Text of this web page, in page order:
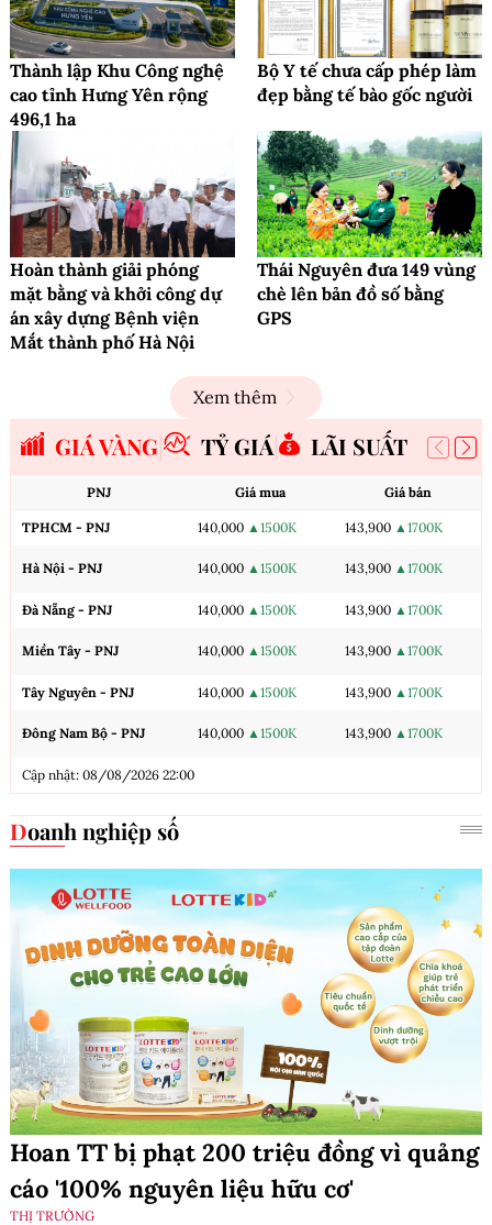
Thành lập Khu Công nghệ
cao tỉnh Hưng Yên rộng
496,1 ha
Bộ Y tế chưa cấp phép làm
đẹp bằng tế bào gốc người
Hoàn thành giải phóng
mặt bằng và khởi công dự
án xây dựng Bệnh viện
Mắt thành phố Hà Nội
Thái Nguyên đưa 149 vùng
chè lên bản đồ số bằng
GPS
Xem thêm
GIÁ VÀNG TỶ GIÁ LÃI SUẤT
PNJ Giá mua Giá bán
TPHCM - PNJ 140,000 ▲1500K 143,900 ▲1700K
Hà Nội - PNJ 140,000 ▲1500K 143,900 ▲1700K
Đà Nẵng - PNJ 140,000 ▲1500K 143,900 ▲1700K
Miền Tây - PNJ 140,000 ▲1500K 143,900 ▲1700K
Tây Nguyên - PNJ 140,000 ▲1500K 143,900 ▲1700K
Đông Nam Bộ - PNJ 140,000 ▲1500K 143,900 ▲1700K
Cập nhật: 08/08/2026 22:00
Doanh nghiệp số
Hoan TT bị phạt 200 triệu đồng vì quảng
cáo '100% nguyên liệu hữu cơ'
THỊ TRƯỜNG